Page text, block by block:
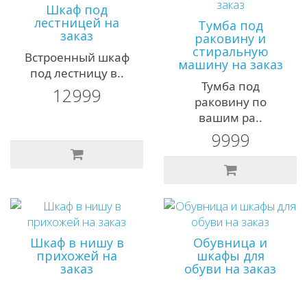
Шкаф под
лестницей на
заказ
Встроенный шкаф
под лестницу в..
12999
Тумба под
раковину и
стиральную
машину на заказ
Тумба под
раковину по
вашим ра..
9999
Шкаф в нишу в
прихожей на
заказ
Обувница и
шкафы для
обуви на заказ